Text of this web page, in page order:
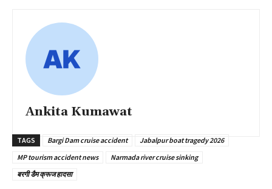
Ankita Kumawat
TAGS Bargi Dam cruise accident
Jabalpur boat tragedy 2026
MP tourism accident news
Narmada river cruise sinking
बरगी डैम क्रूज हादसा